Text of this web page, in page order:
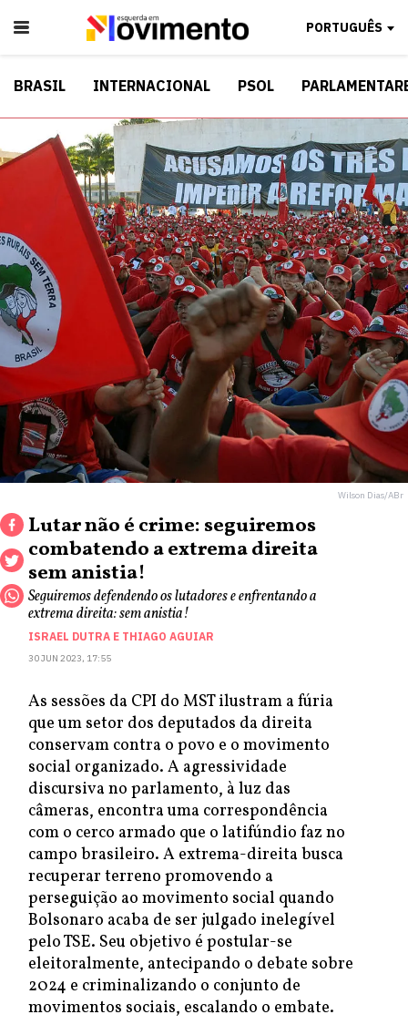
PORTUGUÊS
BRASIL INTERNACIONAL PSOL
Wilson Dias/ABr
Lutar não é crime: seguiremos
combatendo a extrema direita
sem anistia!
Seguiremos defendendo os lutadores e enfrentando a
extrema direita: sem anistia!
ISRAEL DUTRA E THIAGO AGUIAR
30 JUN 2023, 17:55
As sessões da CPI do MST ilustram a fúria
que um setor dos deputados da direita
conservam contra o povo e o movimento
social organizado. A agressividade
discursiva no parlamento, à luz das
câmeras, encontra uma correspondência
com o cerco armado que o latifúndio faz no
campo brasileiro. A extrema-direita busca
recuperar terreno promovendo a
perseguição ao movimento social quando
Bolsonaro acaba de ser julgado inelegível
pelo TSE. Seu objetivo é postular-se
eleitoralmente, antecipando o debate sobre
2024 e criminalizando o conjunto de
movimentos sociais, escalando o embate.